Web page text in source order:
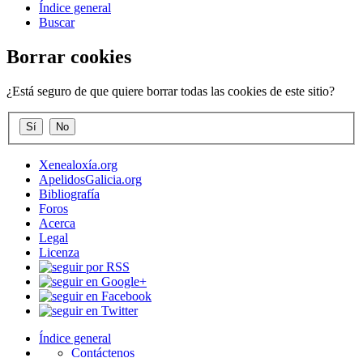
Índice general
Buscar
Borrar cookies
¿Está seguro de que quiere borrar todas las cookies de este sitio?
Xenealoxía.org
ApelidosGalicia.org
Bibliografía
Foros
Acerca
Legal
Licenza
Índice general
Contáctenos